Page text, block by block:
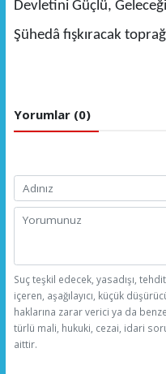
Devletini Güçlü,
Şühedâ fışkıracak
Yorumlar (0)
Suç teşkil edecek, yasadışı,
içeren, aşağılayıcı, küçük
haklarına zarar verici ya da
türlü mali, hukuki, cezai, idari
aittir.